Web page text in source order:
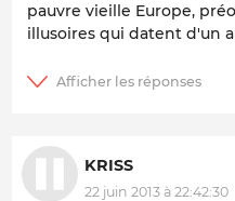
pauvre vieille Europe,
illusoires qui datent d'un
KRISS
22 juin 2013 à 22:42:30